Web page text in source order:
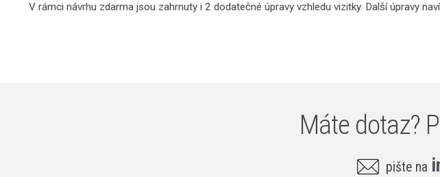
V rámci návrhu zdarma jsou zahrnuty i 2 dodatečné úpravy vzhledu vizitky. Další úpravy
Máte dotaz?
pište na